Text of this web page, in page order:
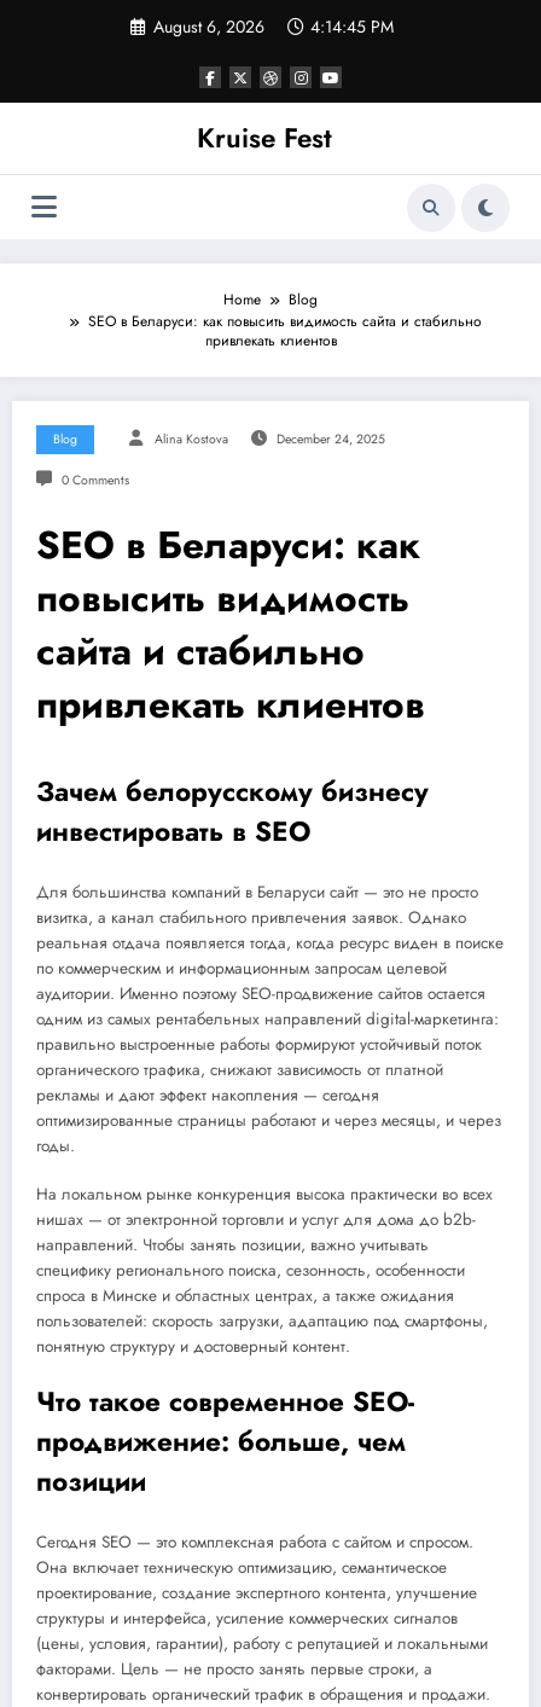
August 6, 2026 4:14:45 PM
Kruise Fest
Home
Blog
SEO в Беларуси: как повысить видимость сайта и стабильно
привлекать клиентов
Blog Alina Kostova December 24, 2025
0 Comments
SEO в Беларуси: как
повысить видимость
сайта и стабильно
привлекать клиентов
Зачем белорусскому бизнесу
инвестировать в SEO
Для большинства компаний в Беларуси сайт — это не просто
визитка, а канал стабильного привлечения заявок. Однако
реальная отдача появляется тогда, когда ресурс виден в поиске
по коммерческим и информационным запросам целевой
аудитории. Именно поэтому SEO-продвижение сайтов остается
одним из самых рентабельных направлений digital-маркетинга:
правильно выстроенные работы формируют устойчивый поток
органического трафика, снижают зависимость от платной
рекламы и дают эффект накопления — сегодня
оптимизированные страницы работают и через месяцы, и через
годы.
На локальном рынке конкуренция высока практически во всех
нишах — от электронной торговли и услуг для дома до b2b-
направлений. Чтобы занять позиции, важно учитывать
специфику регионального поиска, сезонность, особенности
спроса в Минске и областных центрах, а также ожидания
пользователей: скорость загрузки, адаптацию под смартфоны,
понятную структуру и достоверный контент.
Что такое современное SEO-
продвижение: больше, чем
позиции
Сегодня SEO — это комплексная работа с сайтом и спросом.
Она включает техническую оптимизацию, семантическое
проектирование, создание экспертного контента, улучшение
структуры и интерфейса, усиление коммерческих сигналов
(цены, условия, гарантии), работу с репутацией и локальными
факторами. Цель — не просто занять первые строки, а
конвертировать органический трафик в обращения и продажи.